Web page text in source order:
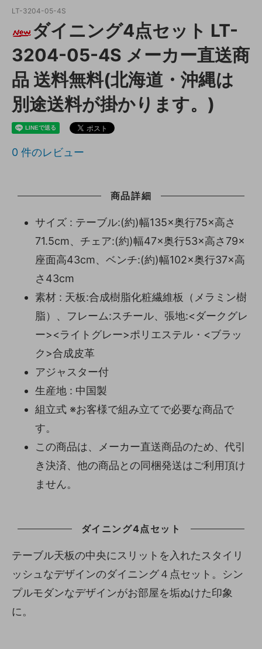
LT-3204-05-4S
ダイニング4点セット LT-
3204-05-4S メーカー直送商
品 送料無料(北海道・沖縄は
別途送料が掛かります。)
0 件のレビュー
商品詳細
サイズ : テーブル:(約)幅135×奥行75×高さ
71.5cm、チェア:(約)幅47×奥行53×高さ79×
座面高43cm、ベンチ:(約)幅102×奥行37×高
さ43cm
素材 : 天板:合成樹脂化粧繊維板（メラミン樹
脂）、フレーム:スチール、張地:<ダークグレ
ー><ライトグレー>ポリエステル・<ブラッ
ク>合成皮革
アジャスター付
生産地 : 中国製
組立式 ※お客様で組み立てで必要な商品で
す。
この商品は、メーカー直送商品のため、代引
き決済、他の商品との同梱発送はご利用頂け
ません。
ダイニング4点セット
テーブル天板の中央にスリットを入れたスタイリ
ッシュなデザインのダイニング４点セット。シン
プルモダンなデザインがお部屋を垢ぬけた印象
に。